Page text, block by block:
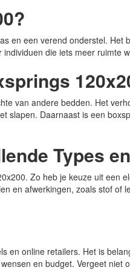
en een verend onderstel.
die iets meer ruimte
van andere bedden. Het
slapen. Daarnaast is een
Types
Zo heb je keuze uit
en afwerkingen, zoals stof
en online retailers. Het is
en budget. Vergeet